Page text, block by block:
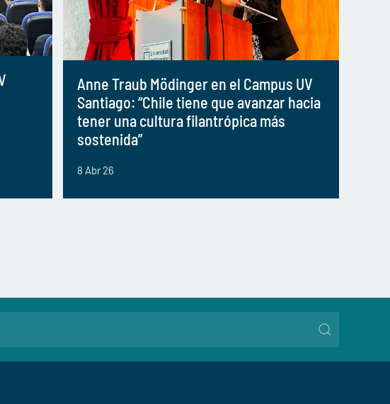
Anne Traub Mödinger en el Campus UV
Santiago: “Chile tiene que avanzar hacia
tener una cultura filantrópica más
sostenida”
8 Abr 26